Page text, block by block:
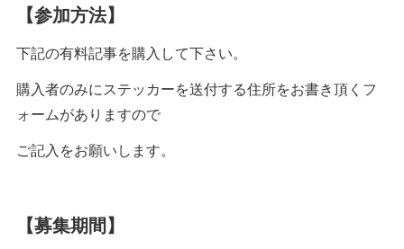
【参加方法】
下記の有料記事を購入して下さい。
購入者のみにステッカーを送付する住所をお書き頂くフ
ォームがありますので
ご記入をお願いします。
【募集期間】